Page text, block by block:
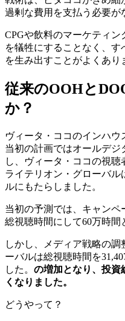
過剰な費用を支払う必要が
CPGや飲料のマーケティ
を犠牲にすることなく、
を生み出すことがよくあり
従来のOOHと
か？
ヴィータ・ココのインハウ
当初の計画ではオールデ
し、ヴィータ・ココの視
ライテリオン・グローバ
ルにもたらしました。
当初の予測では、キャンペ
総視聴時間にして60万時間
しかし、メディア戦略の
ーバルは総視聴時間を
した。 の増加となり、投資
くなりました。
どうやって？